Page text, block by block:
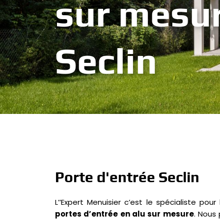
sur
Seclin
Porte d'entrée Seclin
L’’Expert Menuisier c’est le spécialiste
portes d’entrée en alu sur mesure.